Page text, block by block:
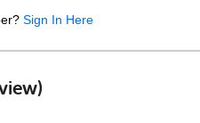
Sign In Here